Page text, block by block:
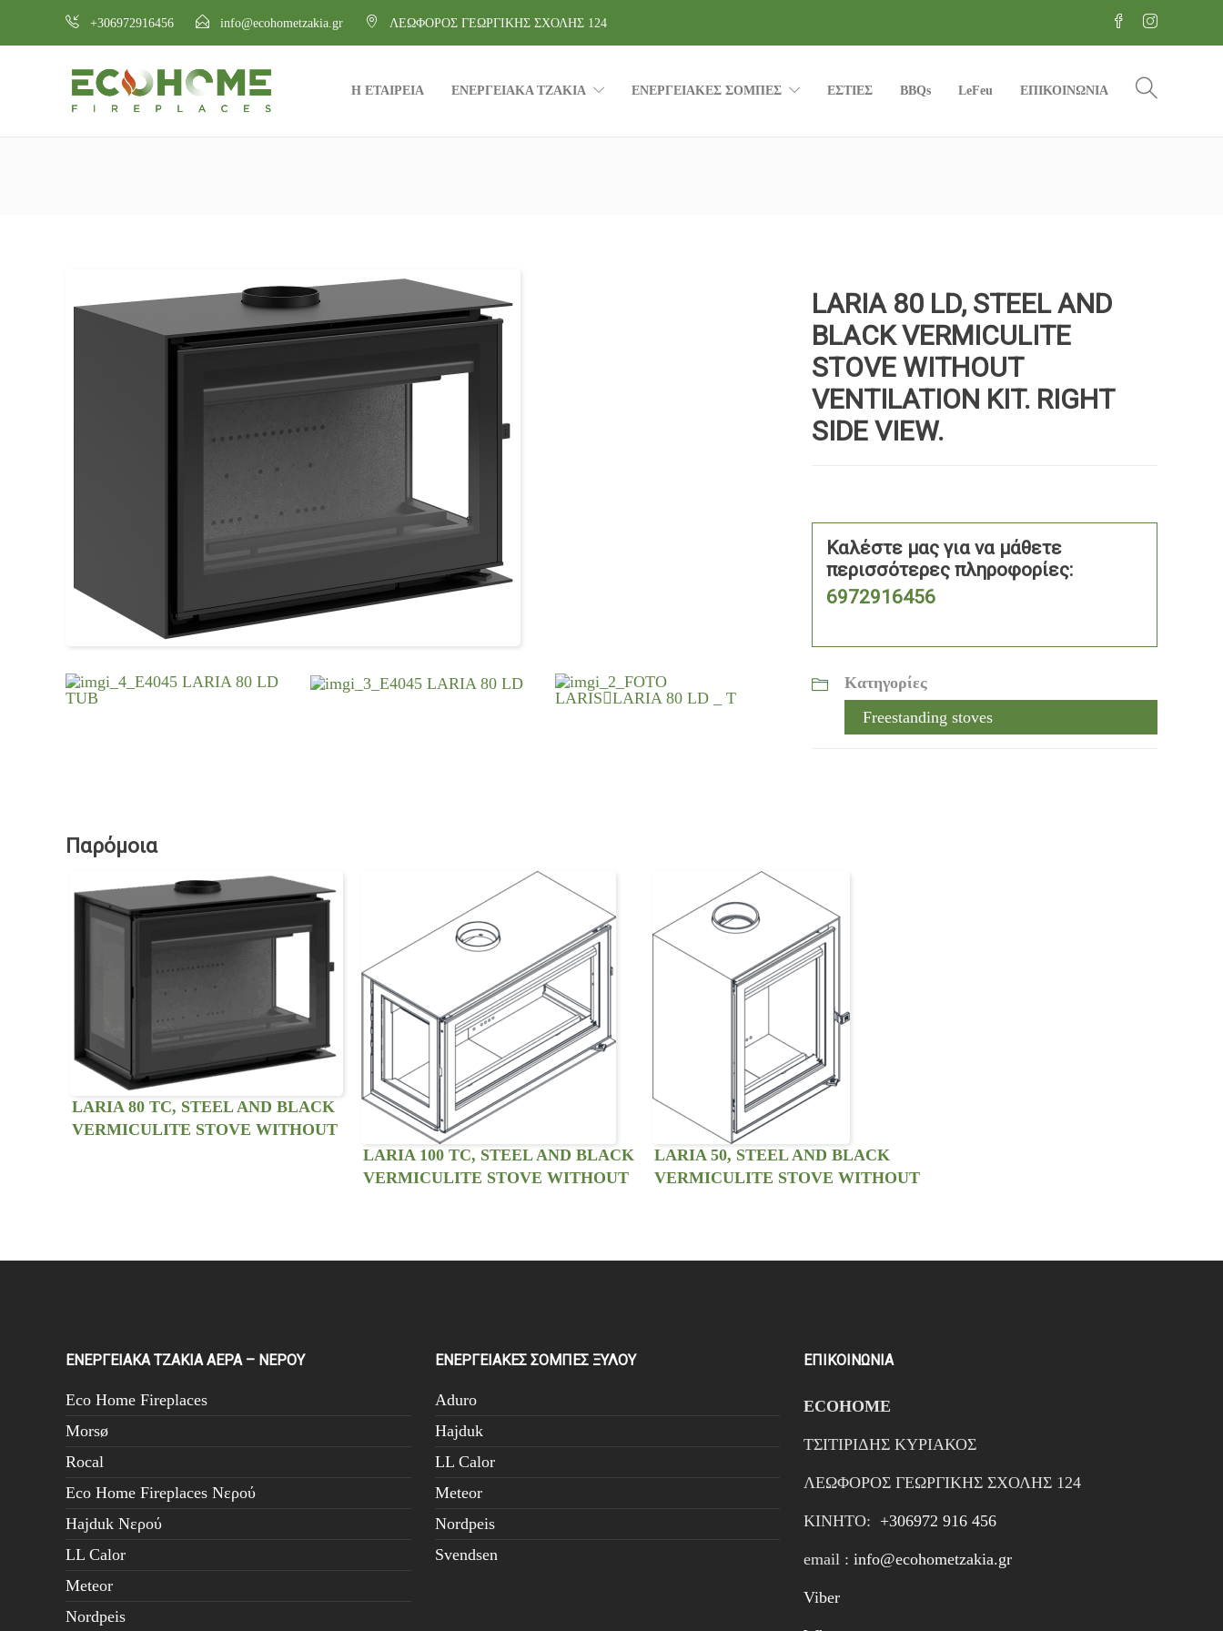
+306972916456 info@ecohometzakia.gr ΛΕΩΦΟΡΟΣ ΓΕΩΡΓΙΚΗΣ ΣΧΟΛΗΣ 124
Η ΕΤΑΙΡΕΙΑ ΕΝΕΡΓΕΙΑΚΑ ΤΖΑΚΙΑ ΕΝΕΡΓΕΙΑΚΕΣ ΣΟΜΠΕΣ ΕΣΤΙΕΣ BBQs LeFeu ΕΠΙΚΟΙΝΩΝΙΑ
LARIA 80 LD, STEEL AND
BLACK VERMICULITE
STOVE WITHOUT
VENTILATION KIT. RIGHT
SIDE VIEW.
Καλέστε μας για να μάθετε
περισσότερες πληροφορίες:
6972916456
Κατηγορίες
Freestanding stoves
Παρόμοια
LARIA 80 TC, STEEL AND BLACK
VERMICULITE STOVE WITHOUT
LARIA 100 TC, STEEL AND BLACK
VERMICULITE STOVE WITHOUT
LARIA 50, STEEL AND BLACK
VERMICULITE STOVE WITHOUT
ΕΝΕΡΓΕΙΑΚΑ ΤΖΑΚΙΑ ΑΕΡΑ – ΝΕΡΟΥ
Eco Home Fireplaces
Morsø
Rocal
Eco Home Fireplaces Νερού
Hajduk Νερού
LL Calor
Meteor
Nordpeis
ΕΝΕΡΓΕΙΑΚΕΣ ΣΟΜΠΕΣ ΞΥΛΟΥ
Aduro
Hajduk
LL Calor
Meteor
Nordpeis
Svendsen
ΕΠΙΚΟΙΝΩΝΙΑ
ECOHOME
ΤΣΙΤΙΡΙΔΗΣ ΚΥΡΙΑΚΟΣ
ΛΕΩΦΟΡΟΣ ΓΕΩΡΓΙΚΗΣ ΣΧΟΛΗΣ 124
ΚΙΝΗTΟ: +306972 916 456
email :info@ecohometzakia.gr
Viber